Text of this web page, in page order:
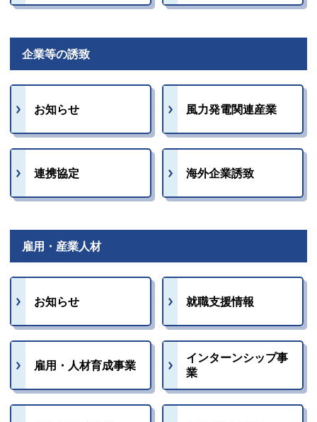
企業等の誘致
お知らせ 風力発電関連産業
連携協定 海外企業誘致
雇用・産業人材
お知らせ 就職支援情報
雇用・人材育成事業
インターンシップ事
業